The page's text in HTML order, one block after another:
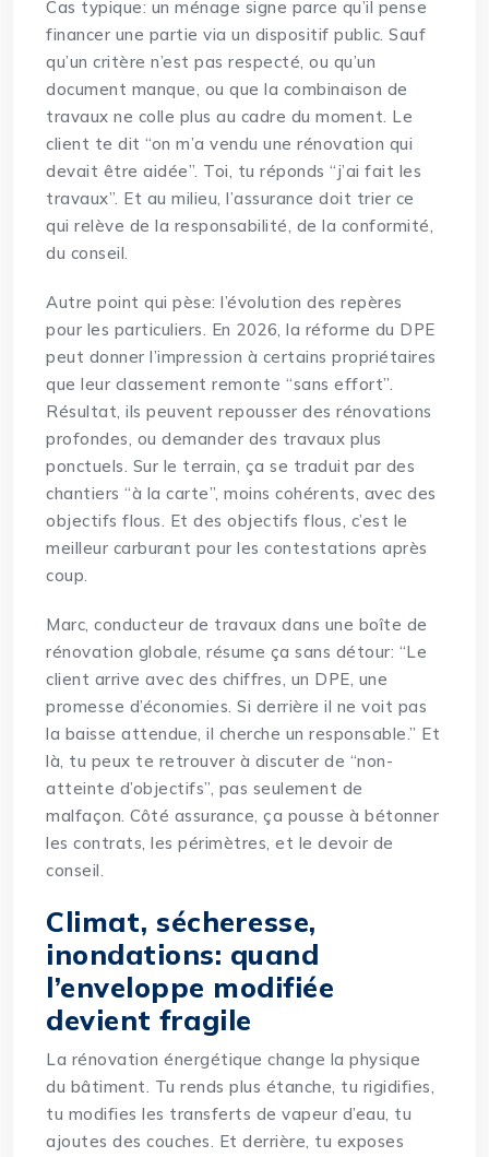
Cas typique: un ménage signe parce qu’il pense
financer une partie via un dispositif public. Sauf
qu’un critère n’est pas respecté, ou qu’un
document manque, ou que la combinaison de
travaux ne colle plus au cadre du moment. Le
client te dit “on m’a vendu une rénovation qui
devait être aidée”. Toi, tu réponds “j’ai fait les
travaux”. Et au milieu, l’assurance doit trier ce
qui relève de la responsabilité, de la conformité,
du conseil.
Autre point qui pèse: l’évolution des repères
pour les particuliers. En 2026, la réforme du DPE
peut donner l’impression à certains propriétaires
que leur classement remonte “sans effort”.
Résultat, ils peuvent repousser des rénovations
profondes, ou demander des travaux plus
ponctuels. Sur le terrain, ça se traduit par des
chantiers “à la carte”, moins cohérents, avec des
objectifs flous. Et des objectifs flous, c’est le
meilleur carburant pour les contestations après
coup.
Marc, conducteur de travaux dans une boîte de
rénovation globale, résume ça sans détour: “Le
client arrive avec des chiffres, un DPE, une
promesse d’économies. Si derrière il ne voit pas
la baisse attendue, il cherche un responsable.” Et
là, tu peux te retrouver à discuter de “non-
atteinte d’objectifs”, pas seulement de
malfaçon. Côté assurance, ça pousse à bétonner
les contrats, les périmètres, et le devoir de
conseil.
Climat, sécheresse,
inondations: quand
l’enveloppe modifiée
devient fragile
La rénovation énergétique change la physique
du bâtiment. Tu rends plus étanche, tu rigidifies,
tu modifies les transferts de vapeur d’eau, tu
ajoutes des couches. Et derrière, tu exposes